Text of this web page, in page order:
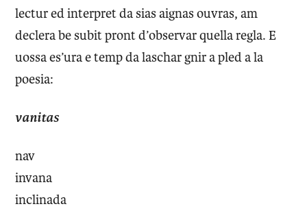
lectur ed interpret da sias aignas ouvras, am
declera be subit pront d’observar quella regla. E
uossa es’ura e temp da laschar gnir a pled a la
poesia:
vanitas
nav
invana
inclinada